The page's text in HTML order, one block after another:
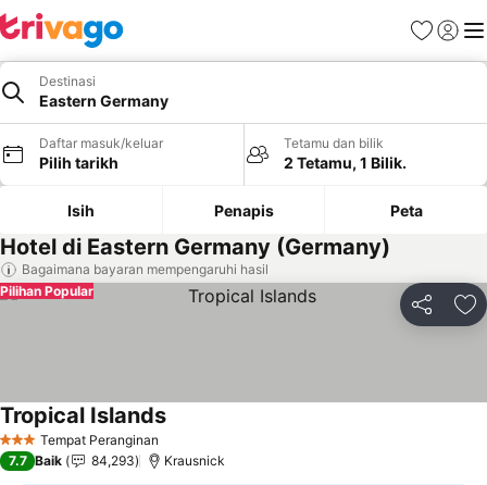
Kegemaran
Daftar
Destinasi
Eastern Germany
Daftar masuk/keluar
Pilih tarikh
Tetamu dan bilik
2 Tetamu, 1 Bilik.
Isih Penapis Peta
Hotel di Eastern Germany (Germany)
Bagaimana bayaran mempengaruhi hasil
Kongsi
Pilihan Popular
3 BintangTempat Peranginan
Tropical Islands
7.7 Baik 84,293 Krausnick